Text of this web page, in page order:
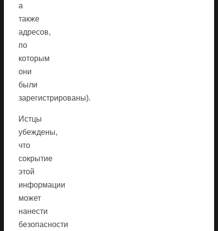
а
также
адресов,
по
которым
они
были
зарегистрированы).
Истцы
убеждены,
что
сокрытие
этой
информации
может
нанести
безопасности